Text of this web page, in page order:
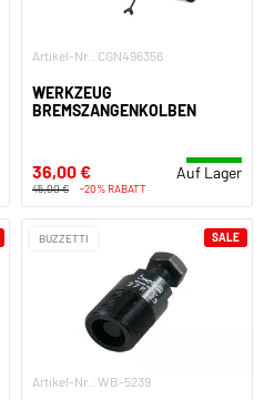
Artikel-Nr.: CGN496356
WERKZEUG
BREMSZANGENKOLBEN
36,00 € Auf Lager
45,00 € -20% RABATT
BUZZETTI
Artikel-Nr.: WB-5239
SALE